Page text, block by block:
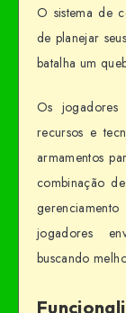
O sistema de
de planejar
batalha um
Os
recursos e
armamentos
combinação
jogadores
buscando